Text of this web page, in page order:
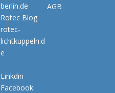
berlin.de
Rotec Blog
rotec-
lichtkuppeln.d
e
Linkdin
Facebook
AGB